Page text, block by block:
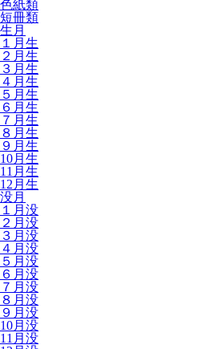
色紙類
短冊類
生月
１月生
２月生
３月生
４月生
５月生
６月生
７月生
８月生
９月生
10月生
11月生
12月生
没月
１月没
２月没
３月没
４月没
５月没
６月没
７月没
８月没
９月没
10月没
11月没